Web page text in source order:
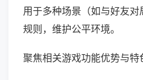
用于多种场景（如与好友
规则，维护公平环境。
聚焦相关游戏功能优势与特